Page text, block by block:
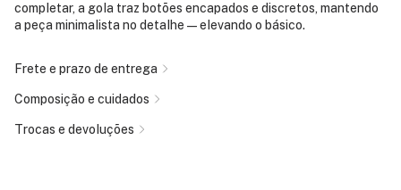
completar, a gola traz botões encapados e discretos, mantendo
a peça minimalista no detalhe — elevando o básico.
Frete e prazo de entrega
Composição e cuidados
Trocas e devoluções